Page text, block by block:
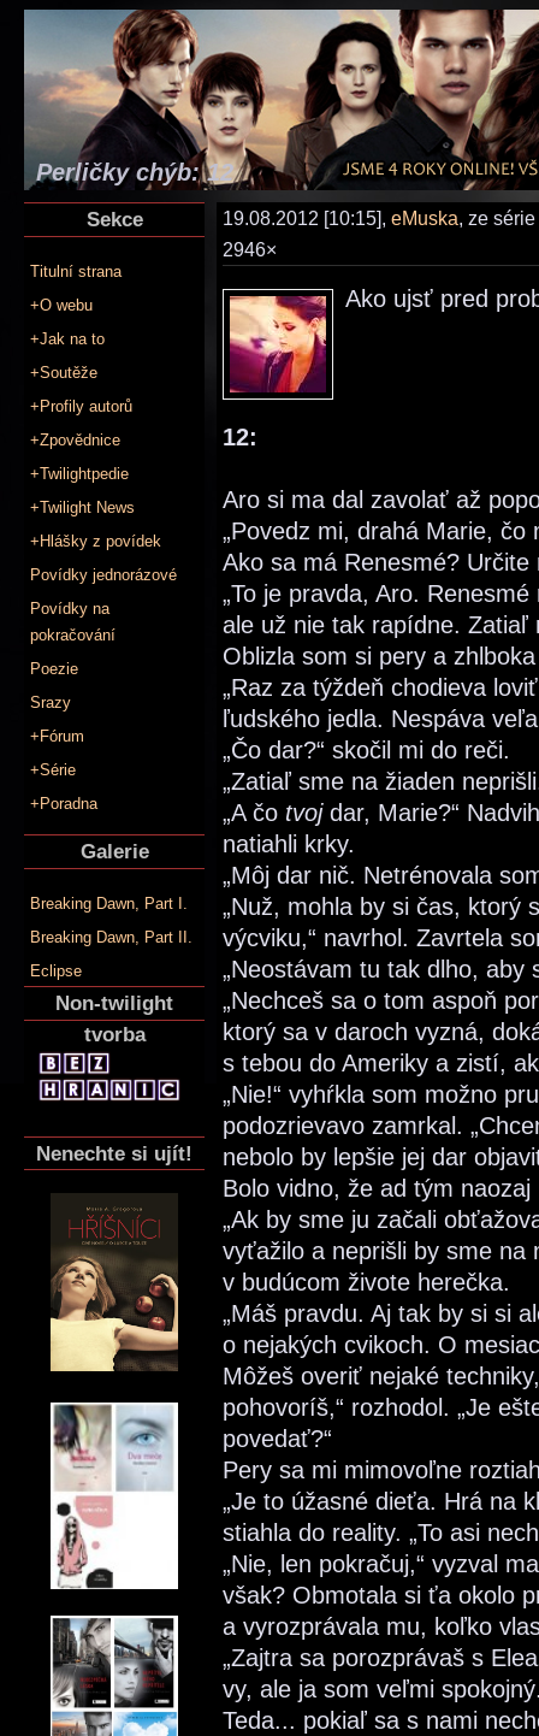
Perličky chýb: 12
Sekce
Titulní strana
+O webu
+Jak na to
+Soutěže
+Profily autorů
+Zpovědnice
+Twilightpedie
+Twilight News
+Hlášky z povídek
Povídky jednorázové
Povídky na
pokračování
Poezie
Srazy
+Fórum
+Série
+Poradna
Galerie
Breaking Dawn, Part I.
Breaking Dawn, Part II.
Eclipse
Non-twilight
tvorba
Nenechte si ujít!
19.08.2012 [10:15], eMuska, ze série
2946×
Ako ujsť pred
12:
Aro si ma dal zavolať až
„Povedz mi, drahá Marie,
Ako sa má Renesmé? Určite
„To je pravda, Aro.
ale už nie tak rapídne. Zatiaľ
Oblizla som si pery a
„Raz za týždeň chodieva
ľudského jedla. Nespáva
„Čo dar?“ skočil mi do reči.
„Zatiaľ sme na žiaden
„A čo tvojdar, Marie?“
natiahli krky.
„Môj dar nič. Netrénovala
„Nuž, mohla by si čas, ktorý
výcviku,“ navrhol. Zavrtela
„Neostávam tu tak dlho, aby
„Nechceš sa o tom aspoň
ktorý sa v daroch vyzná,
s tebou do Ameriky a zistí,
„Nie!“ vyhŕkla som možno
podozrievavo zamrkal.
nebolo by lepšie jej dar
Bolo vidno, že ad tým naozaj
„Ak by sme ju začali
vyťažilo a neprišli by sme na
v budúcom živote herečka.
„Máš pravdu. Aj tak by si si
o nejakých cvikoch. O
Môžeš overiť nejaké
pohovoríš,“ rozhodol. „Je
povedať?“
Pery sa mi mimovoľne
„Je to úžasné dieťa. Hrá na
stiahla do reality. „To asi
„Nie, len pokračuj,“ vyzval
však? Obmotala si ťa okolo
a vyrozprávala mu, koľko
„Zajtra sa porozprávaš s
vy, ale ja som veľmi
Teda... pokiaľ sa s nami